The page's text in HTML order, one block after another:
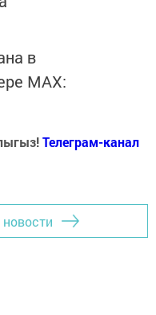
в
MАХ:
Телеграм-канал